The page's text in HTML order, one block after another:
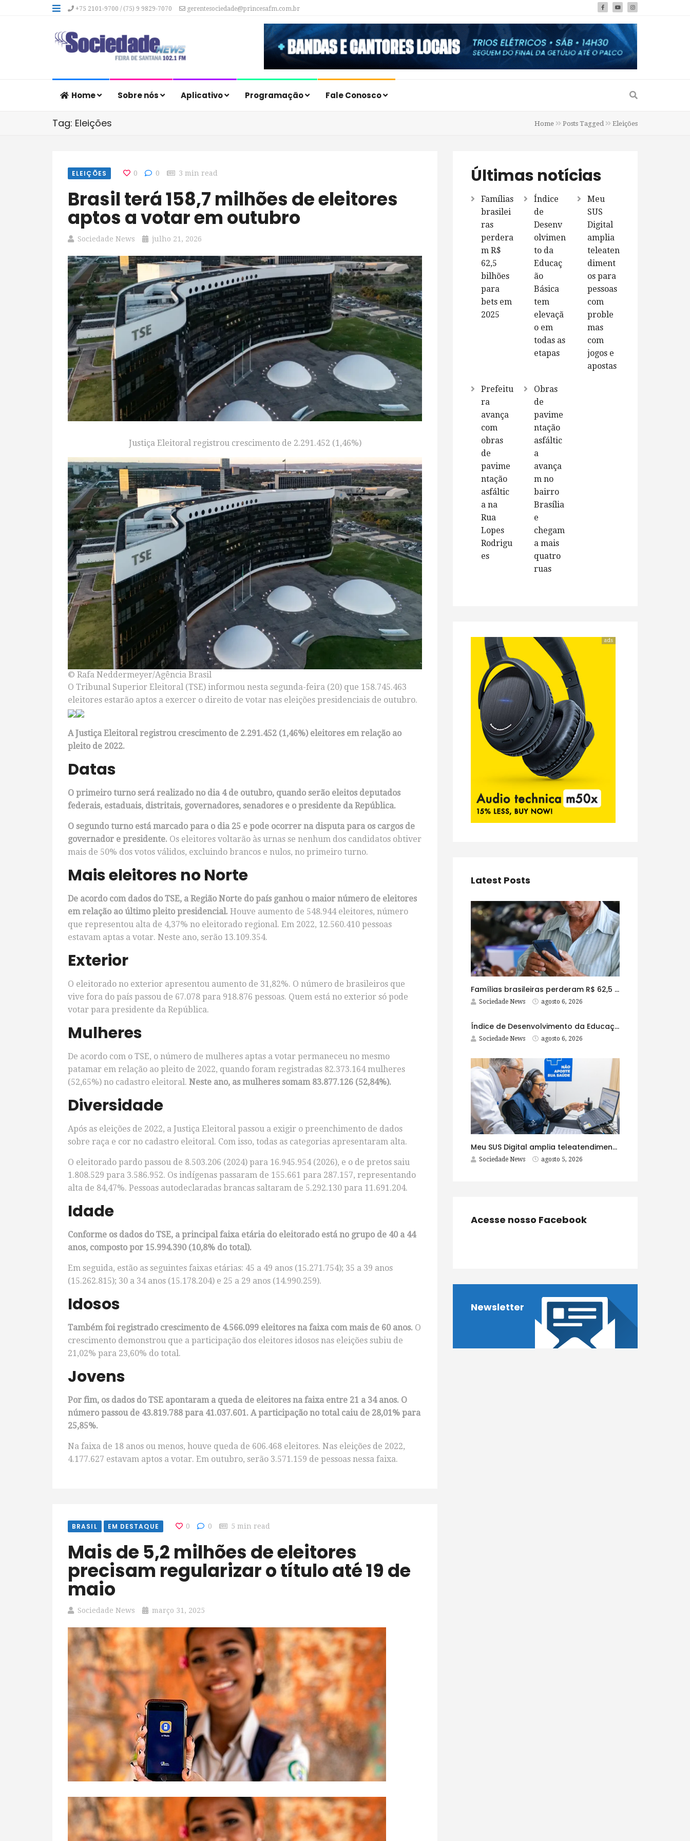
+75 2101-9700 / (75) 9 9829-7070 gerentesociedade@princesafm.com.br
Home Sobre nós Aplicativo Programação Fale Conosco
Tag: Eleições Home Posts Tagged Eleições
ELEIÇÕES 0 0 3 min read
Brasil terá 158,7 milhões de eleitores
aptos a votar em outubro
Sociedade News julho 21, 2026
Justiça Eleitoral registrou crescimento de 2.291.452 (1,46%)
© Rafa Neddermeyer/Agência Brasil
O Tribunal Superior Eleitoral (TSE) informou nesta segunda-feira (20) que 158.745.463
eleitores estarão aptos a exercer o direito de votar nas eleições presidenciais de outubro.
A Justiça Eleitoral registrou crescimento de 2.291.452 (1,46%) eleitores em relação ao
pleito de 2022.
Datas
O primeiro turno será realizado no dia 4 de outubro, quando serão eleitos deputados
federais, estaduais, distritais, governadores, senadores e o presidente da República.
O segundo turno está marcado para o dia 25 e pode ocorrer na disputa para os cargos de
governador e presidente. Os eleitores voltarão às urnas se nenhum dos candidatos obtiver
mais de 50% dos votos válidos, excluindo brancos e nulos, no primeiro turno.
Mais eleitores no Norte
De acordo com dados do TSE, a Região Norte do país ganhou o maior número de eleitores
em relação ao último pleito presidencial. Houve aumento de 548.944 eleitores, número
que representou alta de 4,37% no eleitorado regional. Em 2022, 12.560.410 pessoas
estavam aptas a votar. Neste ano, serão 13.109.354.
Exterior
O eleitorado no exterior apresentou aumento de 31,82%. O número de brasileiros que
vive fora do país passou de 67.078 para 918.876 pessoas. Quem está no exterior só pode
votar para presidente da República.
Mulheres
De acordo com o TSE, o número de mulheres aptas a votar permaneceu no mesmo
patamar em relação ao pleito de 2022, quando foram registradas 82.373.164 mulheres
(52,65%) no cadastro eleitoral. Neste ano, as mulheres somam 83.877.126 (52,84%).
Diversidade
Após as eleições de 2022, a Justiça Eleitoral passou a exigir o preenchimento de dados
sobre raça e cor no cadastro eleitoral. Com isso, todas as categorias apresentaram alta.
O eleitorado pardo passou de 8.503.206 (2024) para 16.945.954 (2026), e o de pretos saiu
1.808.529 para 3.586.952. Os indígenas passaram de 155.661 para 287.157, representando
alta de 84,47%. Pessoas autodeclaradas brancas saltaram de 5.292.130 para 11.691.204.
Idade
Conforme os dados do TSE, a principal faixa etária do eleitorado está no grupo de 40 a 44
anos, composto por 15.994.390 (10,8% do total).
Em seguida, estão as seguintes faixas etárias: 45 a 49 anos (15.271.754); 35 a 39 anos
(15.262.815); 30 a 34 anos (15.178.204) e 25 a 29 anos (14.990.259).
Idosos
Também foi registrado crescimento de 4.566.099 eleitores na faixa com mais de 60 anos. O
crescimento demonstrou que a participação dos eleitores idosos nas eleições subiu de
21,02% para 23,60% do total.
Jovens
Por fim, os dados do TSE apontaram a queda de eleitores na faixa entre 21 a 34 anos. O
número passou de 43.819.788 para 41.037.601. A participação no total caiu de 28,01% para
25,85%.
Na faixa de 18 anos ou menos, houve queda de 606.468 eleitores. Nas eleições de 2022,
4.177.627 estavam aptos a votar. Em outubro, serão 3.571.159 de pessoas nessa faixa.
BRASIL EM DESTAQUE 0 0 5 min read
Mais de 5,2 milhões de eleitores
precisam regularizar o título até 19 de
maio
Sociedade News março 31, 2025
Últimas notícias
Famílias
brasilei
ras
perdera
m R$
62,5
bilhões
para
bets em
2025
Índice
de
Desenv
olvimen
to da
Educaç
ão
Básica
tem
elevaçã
o em
todas as
etapas
Meu
SUS
Digital
amplia
teleaten
diment
os para
pessoas
com
proble
mas
com
jogos e
apostas
Prefeitu
ra
avança
com
obras
de
pavime
ntação
asfáltic
a na
Rua
Lopes
Rodrigu
es
Obras
de
pavime
ntação
asfáltic
a
avança
m no
bairro
Brasília
e
chegam
a mais
quatro
ruas
ads
Latest Posts
Famílias brasileiras perderam R$ 62,5 bilhões para bets em 2025
Sociedade News agosto 6, 2026
Índice de Desenvolvimento da Educação Básica tem elevação em todas as etapas
Sociedade News agosto 6, 2026
Meu SUS Digital amplia teleatendimentos para pessoas com problemas com jogos e apostas
Sociedade News agosto 5, 2026
Acesse nosso Facebook
Newsletter